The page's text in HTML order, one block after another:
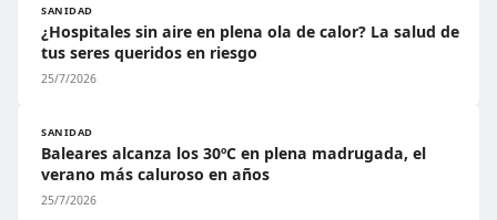
SANIDAD
¿Hospitales sin aire en plena ola de calor? La salud de
tus seres queridos en riesgo
25/7/2026
SANIDAD
Baleares alcanza los 30ºC en plena madrugada, el
verano más caluroso en años
25/7/2026